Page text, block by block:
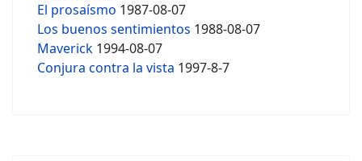
El prosaísmo 1987-08-07
Los buenos sentimientos 1988-08-07
Maverick 1994-08-07
Conjura contra la vista 1997-8-7